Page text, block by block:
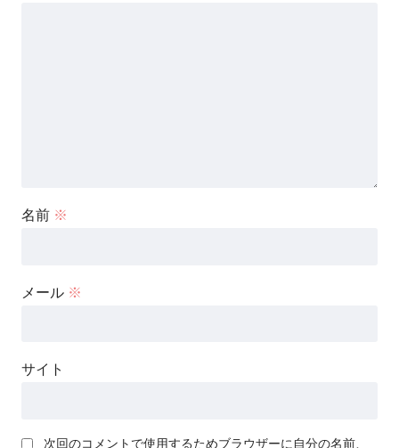
名前 ※
メール ※
サイト
次回のコメントで使用するためブラウザーに自分の名前、